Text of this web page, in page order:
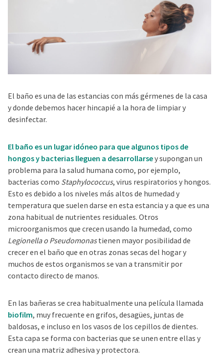
El baño es una de las estancias con más gérmenes de la casa
y donde debemos hacer hincapié a la hora de limpiar y
desinfectar.
El baño es un lugar idóneo para que algunos tipos de
hongos y bacterias lleguen a desarrollarsey supongan un
problema para la salud humana como, por ejemplo,
bacterias como Staphylococcus, virus respiratorios y hongos.
Esto es debido a los niveles más altos de humedad y
temperatura que suelen darse en esta estancia y a que es una
zona habitual de nutrientes residuales. Otros
microorganismos que crecen usando la humedad, como
Legionella o Pseudomonastienen mayor posibilidad de
crecer en el baño que en otras zonas secas del hogar y
muchos de estos organismos se van a transmitir por
contacto directo de manos.
En las bañeras se crea habitualmente una película llamada
biofilm, muy frecuente en grifos, desagües, juntas de
baldosas, e incluso en los vasos de los cepillos de dientes.
Esta capa se forma con bacterias que se unen entre ellas y
crean una matriz adhesiva y protectora.